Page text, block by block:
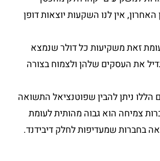
האחרון, אין לנו השקעות יוצאות דופן
זאת משקיעות כל דולר שנמצא
את העסקים שלהן ולצמוח בצורה
הללו ניתן להבין שפוטנציאל התשואה
צמיחה הוא גבוה מהותית לעומת
בחברות שמעדיפות לחלק דיבידנד.